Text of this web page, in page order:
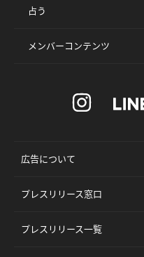
占う
メンバーコンテンツ
広告について
プレスリリース窓口
プレスリリース一覧